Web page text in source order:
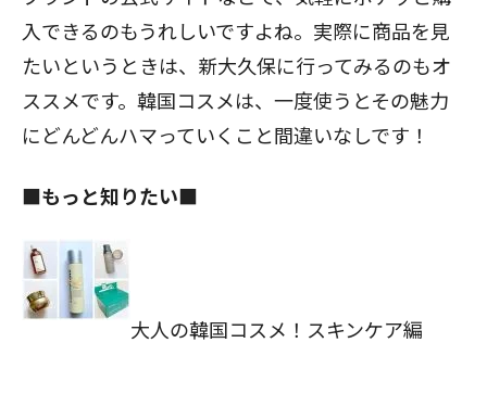
入できるのもうれしいですよね。実際に商品を見
たいというときは、新大久保に行ってみるのもオ
ススメです。韓国コスメは、一度使うとその魅力
にどんどんハマっていくこと間違いなしです！
■もっと知りたい■
大人の韓国コスメ！スキンケア編